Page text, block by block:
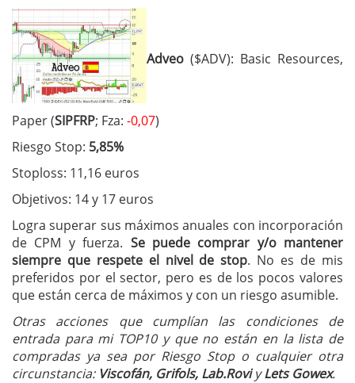
Adveo ($ADV): Basic Resources,
Paper (SIPFRP; Fza: -0,07)
Riesgo Stop: 5,85%
Stoploss: 11,16 euros
Objetivos: 14 y 17 euros
Logra superar sus máximos anuales con incorporación
de CPM y fuerza. Se puede comprar y/o mantener
siempre que respete el nivel de stop. No es de mis
preferidos por el sector, pero es de los pocos valores
que están cerca de máximos y con un riesgo asumible.
Otras acciones que cumplían las condiciones de
entrada para mi TOP10 y que no están en la lista de
compradas ya sea por Riesgo Stop o cualquier otra
circunstancia: Viscofán, Grifols, Lab.RoviyLets Gowex.